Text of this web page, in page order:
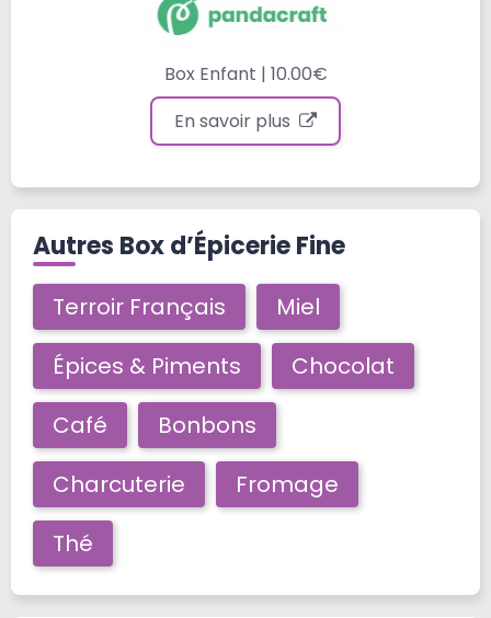
Box Enfant | 10.00€
En savoir plus
Autres Box d’Épicerie Fine
Terroir Français
Miel
Épices & Piments
Chocolat
Café
Bonbons
Charcuterie
Fromage
Thé